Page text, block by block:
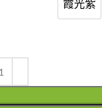
霞光紫
霞光紫